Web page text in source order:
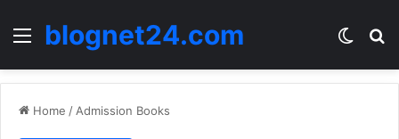
Menublognet24.com
Home / Admission Books